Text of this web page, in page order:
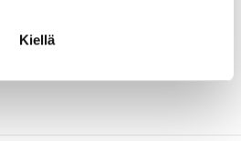
Kiellä
ItiksenSuomalaisen